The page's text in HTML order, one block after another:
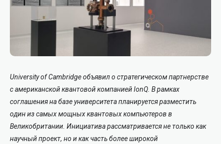
University of Cambridgeобъявил о стратегическом партнерстве
с американской квантовой компаниейIonQ . В рамках
соглашения на базе университета планируется разместить
один из самых мощных квантовых компьютеров в
Великобритании. Инициатива рассматривается не только как
научный проект, но и как часть более широкой